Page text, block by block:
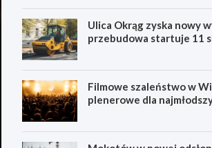
Ulica Okrąg zyska nowy
przebudowa startuje 11
Filmowe szaleństwo w
plenerowe dla